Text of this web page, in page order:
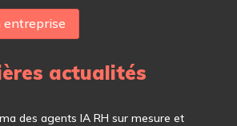
entreprise
actualités
des agents IA RH sur mesure et